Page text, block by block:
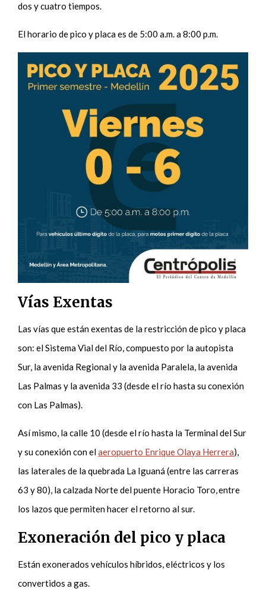
dos y cuatro tiempos.
El horario de pico y placa es de 5:00 a.m. a 8:00 p.m.
Vías Exentas
Las vías que están exentas de la restricción de pico y placa
son: el Sistema Vial del Río, compuesto por la autopista
Sur, la avenida Regional y la avenida Paralela, la avenida
Las Palmas y la avenida 33 (desde el río hasta su conexión
con Las Palmas).
Así mismo, la calle 10 (desde el río hasta la Terminal del Sur
y su conexión con elaeropuerto Enrique Olaya Herrera),
las laterales de la quebrada La Iguaná (entre las carreras
63 y 80), la calzada Norte del puente Horacio Toro, entre
los lazos que permiten hacer el retorno al sur.
Exoneración del pico y placa
Están exonerados vehículos híbridos, eléctricos y los
convertidos a gas.